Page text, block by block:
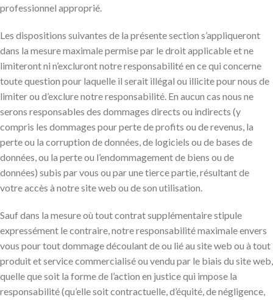
professionnel approprié.
Les dispositions suivantes de la présente section s’appliqueront
dans la mesure maximale permise par le droit applicable et ne
limiteront ni n’excluront notre responsabilité en ce qui concerne
toute question pour laquelle il serait illégal ou illicite pour nous de
limiter ou d’exclure notre responsabilité. En aucun cas nous ne
serons responsables des dommages directs ou indirects (y
compris les dommages pour perte de profits ou de revenus, la
perte ou la corruption de données, de logiciels ou de bases de
données, ou la perte ou l’endommagement de biens ou de
données) subis par vous ou par une tierce partie, résultant de
votre accès à notre site web ou de son utilisation.
Sauf dans la mesure où tout contrat supplémentaire stipule
expressément le contraire, notre responsabilité maximale envers
vous pour tout dommage découlant de ou lié au site web ou à tout
produit et service commercialisé ou vendu par le biais du site web,
quelle que soit la forme de l’action en justice qui impose la
responsabilité (qu’elle soit contractuelle, d’équité, de négligence,